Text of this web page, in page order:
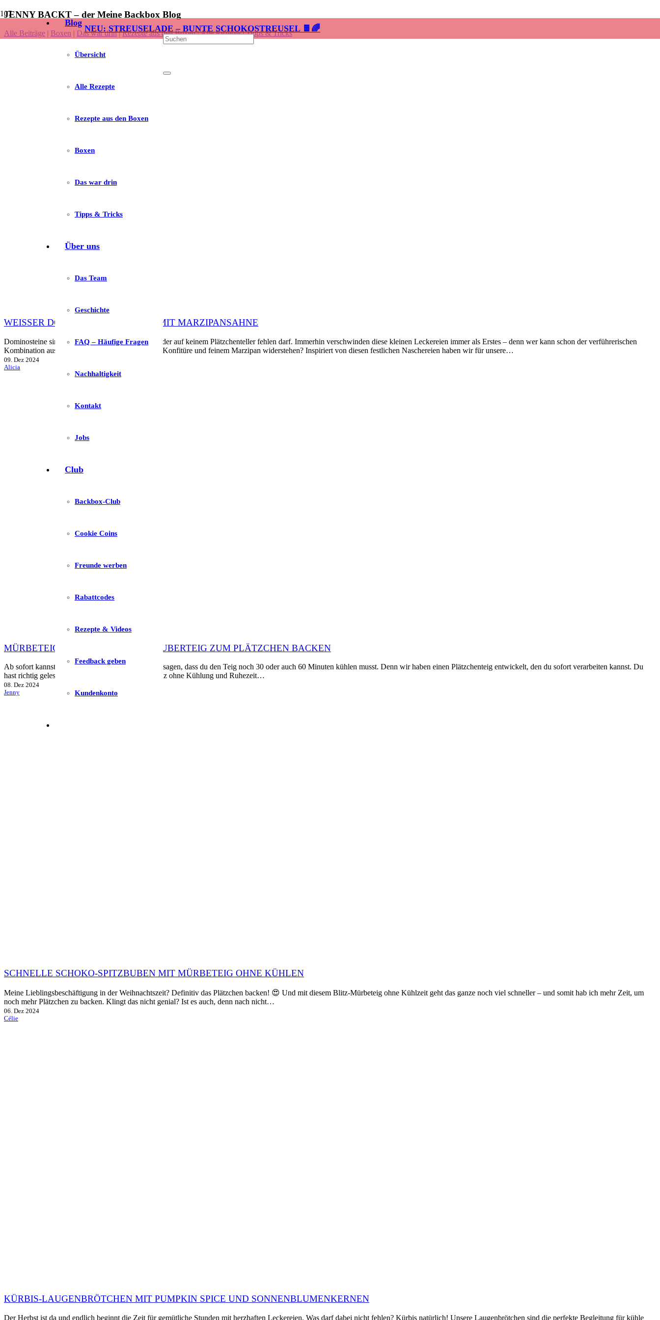
NEU: STREUSELADE – BUNTE SCHOKOSTREUSEL 🍫🌈
Blog
Übersicht
Alle Rezepte
Rezepte aus den Boxen
Boxen
Das war drin
Tipps & Tricks
Über uns
Das Team
Geschichte
FAQ – Häufige Fragen
Nachhaltigkeit
Kontakt
Jobs
Club
Backbox-Club
Cookie Coins
Freunde werben
Rabattcodes
Rezepte & Videos
Feedback geben
Kundenkonto
JENNY BACKT – der Meine Backbox Blog
Alle Beiträge | Boxen | Das war drin|Rezepte aus den Boxen|Alle Rezepte|Tipps & Tricks
WEISSER DOMINOSTEIN-KUCHEN MIT MARZIPANSAHNE
Dominosteine sind ein echter Weihnachtsklassiker, der auf keinem Plätzchenteller fehlen darf. Immerhin verschwinden diese kleinen Leckereien immer als Erstes – denn wer kann schon der verführerischen
Kombination aus würzigem Lebkuchen, fruchtiger Konfitüre und feinem Marzipan widerstehen? Inspiriert von diesen festlichen Naschereien haben wir für unsere…
09. Dez 2024
Alicia
MÜRBETEIG OHNE KÜHLZEIT – ZAUBERTEIG ZUM PLÄTZCHEN BACKEN
Ab sofort kannst du alle Rezepte vergessen, die dir sagen, dass du den Teig noch 30 oder auch 60 Minuten kühlen musst. Denn wir haben einen Plätzchenteig entwickelt, den du sofort verarbeiten kannst. Du
hast richtig gelesen: unser Plätzchenteig kommt ganz ohne Kühlung und Ruhezeit…
08. Dez 2024
Jenny
SCHNELLE SCHOKO-SPITZBUBEN MIT MÜRBETEIG OHNE KÜHLEN
Meine Lieblingsbeschäftigung in der Weihnachtszeit? Definitiv das Plätzchen backen! 😍 Und mit diesem Blitz-Mürbeteig ohne Kühlzeit geht das ganze noch viel schneller – und somit hab ich mehr Zeit, um
noch mehr Plätzchen zu backen. Klingt das nicht genial? Ist es auch, denn nach nicht…
06. Dez 2024
Célie
KÜRBIS-LAUGENBRÖTCHEN MIT PUMPKIN SPICE UND SONNENBLUMENKERNEN
Der Herbst ist da und endlich beginnt die Zeit für gemütliche Stunden mit herzhaften Leckereien. Was darf dabei nicht fehlen? Kürbis natürlich! Unsere Laugenbrötchen sind die perfekte Begleitung für kühle